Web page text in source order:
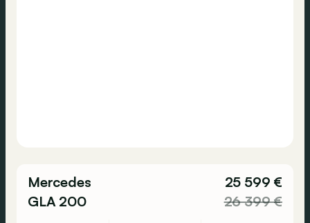
Mercedes
GLA 200
25 599 €
26 399 €